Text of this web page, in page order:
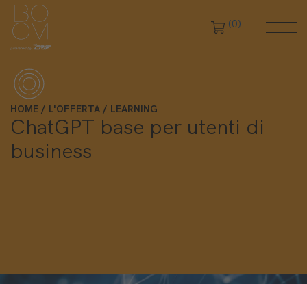
(0)
HOME L'OFFERTA LEARNING
ChatGPT base per utenti di
business